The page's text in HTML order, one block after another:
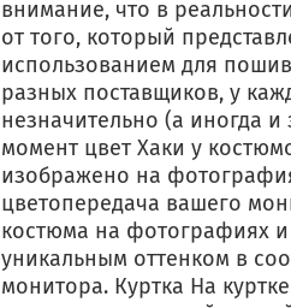
внимание, что в
от того, который
использованием для
разных поставщиков, у
незначительно (а иногда и
момент цвет Хаки у
изображено на
цветопередача вашего
костюма на фотографиях и
уникальным оттенком в
монитора. Куртка На